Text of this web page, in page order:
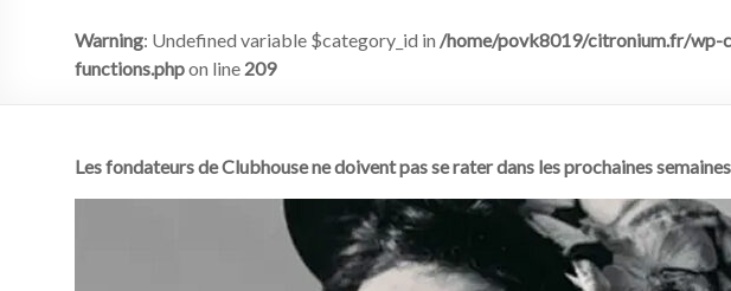
Warning: Undefined variable $category_id in /home/povk8019/citronium.fr/wp-
functions.phpon line 209
Les fondateurs de Clubhouse ne doivent pas se rater dans les prochaines